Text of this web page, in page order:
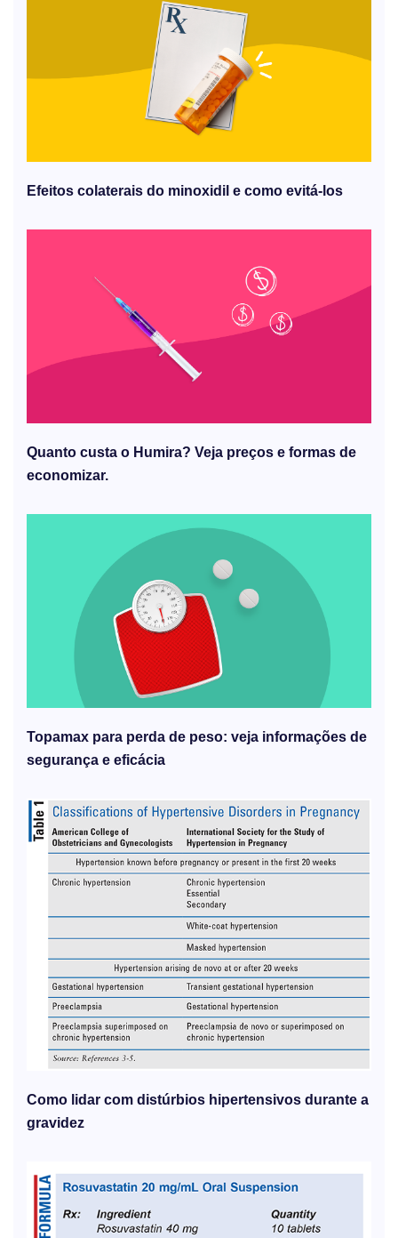
Efeitos colaterais do minoxidil e como evitá-los
Quanto custa o Humira? Veja preços e formas de
economizar.
Topamax para perda de peso: veja informações de
segurança e eficácia
Como lidar com distúrbios hipertensivos durante a
gravidez